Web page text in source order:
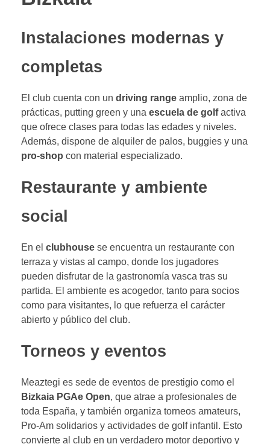
Instalaciones modernas y
completas
El club cuenta con un driving range amplio, zona de
prácticas, putting green y una escuela de golfactiva
que ofrece clases para todas las edades y niveles.
Además, dispone de alquiler de palos, buggies y una
pro-shop con material especializado.
Restaurante y ambiente
social
En el clubhouse se encuentra un restaurante con
terraza y vistas al campo, donde los jugadores
pueden disfrutar de la gastronomía vasca tras su
partida. El ambiente es acogedor, tanto para socios
como para visitantes, lo que refuerza el carácter
abierto y público del club.
Torneos y eventos
Meaztegi es sede de eventos de prestigio como el
Bizkaia PGAe Open, que atrae a profesionales de
toda España, y también organiza torneos amateurs,
Pro-Am solidarios y actividades de golf infantil. Esto
convierte al club en un verdadero motor deportivo y